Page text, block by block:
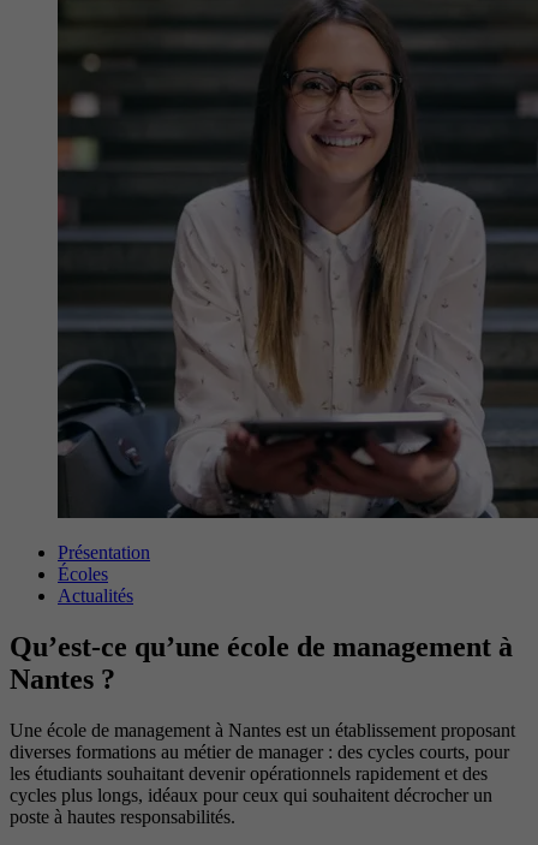
Présentation
Écoles
Actualités
Qu’est-ce qu’une école de management à
Nantes ?
Une école de management à Nantes est un établissement proposant
diverses formations au métier de manager : des cycles courts, pour
les étudiants souhaitant devenir opérationnels rapidement et des
cycles plus longs, idéaux pour ceux qui souhaitent décrocher un
poste à hautes responsabilités.